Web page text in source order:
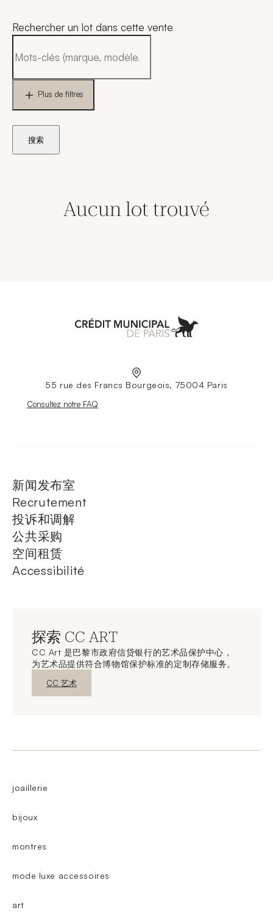
Rechercher un lot dans cette vente
Plus de filtres
搜索
Aucun lot trouvé
55 rue des Francs Bourgeois, 75004 Paris
Nouvelle fenêtre
Consultez notre FAQ
新闻发布室
Recrutement
投诉和调解
公共采购
空间租赁
Accessibilité
探索 CC ART
CC Art 是巴黎市政府信贷银行的艺术品保护中心，
为艺术品提供符合博物馆保护标准的定制存储服务。
新窗口发现
CC 艺术
joaillerie
bijoux
montres
mode luxe accessoires
art